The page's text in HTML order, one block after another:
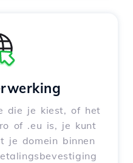
die je kiest, of het
of .eu is, je kunt
je domein binnen